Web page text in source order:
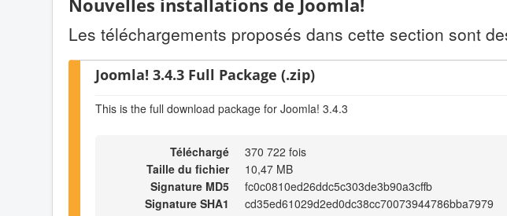
Nouvelles installations de Joomla!
Les téléchargements proposés dans cette section sont
Joomla! 3.4.3 Full Package (.zip)
This is the full download package for Joomla! 3.4.3
Téléchargé
370 722 fois
Taille du fichier
10,47 MB
Signature MD5
fc0c0810ed26ddc5c303de3b90a3cffb
Signature SHA1
cd35ed61029d2ed0dc38cc70073944786bba7979